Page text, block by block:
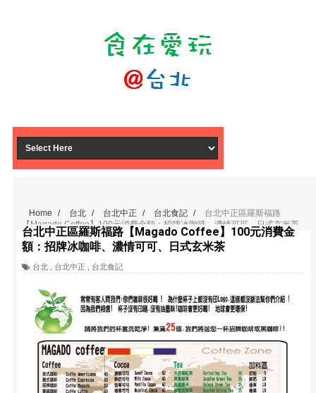
Home / 台北 / 台北中正 / 台北食記 /
台北中正區羅斯福路
【Magado Coffee】100元消費金額：招牌冰咖啡、濃情可可、日式玄米茶
台北中正區羅斯福路【Magado Coffee】100元消費金
額：招牌冰咖啡、濃情可可、日式玄米茶
台北 台北中正 台北食記